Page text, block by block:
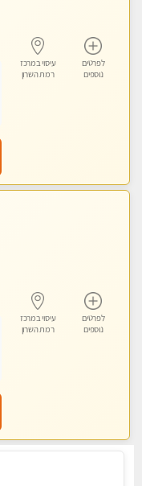
לפרטים
נוספים
עיסוי במרכז
רמת השרון
לפרטים
נוספים
עיסוי במרכז
רמת השרון